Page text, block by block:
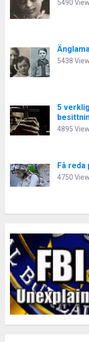
5490
5438
5
4895
Få reda
4750